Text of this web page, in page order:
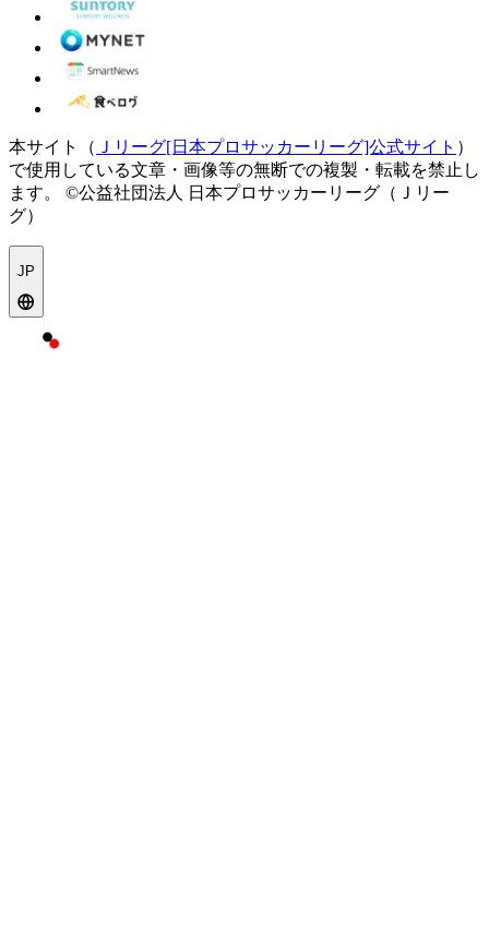
本サイト（ Ｊリーグ[日本プロサッカーリーグ]公式サイト ）
で使用している文章・画像等の無断での複製・転載を禁止し
ます。
©公益社団法人 日本プロサッカーリーグ（Ｊリー
グ）
JP